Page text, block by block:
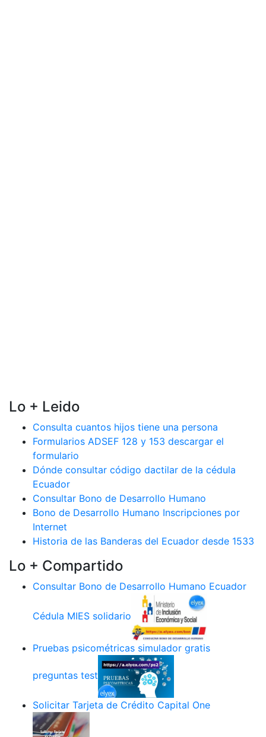
Lo + Leido
Consulta cuantos hijos tiene una persona
Formularios ADSEF 128 y 153 descargar el
formulario
Dónde consultar código dactilar de la cédula
Ecuador
Consultar Bono de Desarrollo Humano
Bono de Desarrollo Humano Inscripciones por
Internet
Historia de las Banderas del Ecuador desde 1533
Lo + Compartido
Consultar Bono de Desarrollo Humano Ecuador
Cédula MIES solidario
Pruebas psicométricas simulador gratis
preguntas test
Solicitar Tarjeta de Crédito Capital One